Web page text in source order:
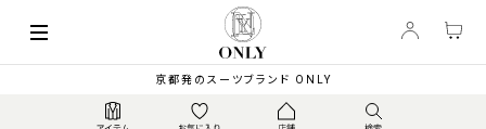
京都発のスーツブランド ONLY